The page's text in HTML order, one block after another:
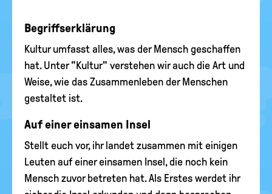
Begriffserklärung
Kultur umfasst alles, was der Mensch geschaffen
hat. Unter "Kultur" verstehen wir auch die Art und
Weise, wie das Zusammenleben der Menschen
gestaltet ist.
Auf einer einsamen Insel
Stellt euch vor, ihr landet zusammen mit einigen
Leuten auf einer einsamen Insel, die noch kein
Mensch zuvor betreten hat. Als Erstes werdet ihr